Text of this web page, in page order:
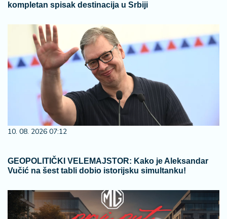
kompletan spisak destinacija u Srbiji
10. 08. 2026 07:12
GEOPOLITIČKI VELEMAJSTOR: Kako je Aleksandar
Vučić na šest tabli dobio istorijsku simultanku!